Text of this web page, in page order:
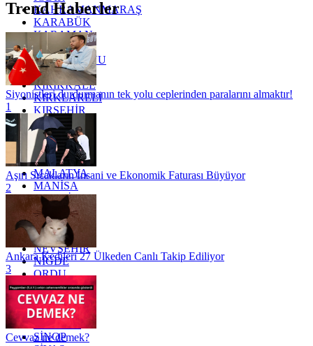
KAHRAMANMARAŞ
KARABÜK
KARAMAN
KARS
KASTAMONU
KAYSERİ
KIRIKKALE
KIRKLARELİ
KIRŞEHİR
KOCAELİ
KONYA
KÜTAHYA
KİLİS
MALATYA
MANİSA
MARDİN
MERSİN
MUĞLA
MUŞ
NEVŞEHİR
NİĞDE
ORDU
OSMANİYE
RİZE
SAKARYA
SAMSUN
SİNOP
Trend Haberler
Siyonistleri durdurmanın tek yolu ceplerinden paralarını almaktır!
1
Aşırı Sıcakların İnsani ve Ekonomik Faturası Büyüyor
2
Ankara Kedileri 27 Ülkeden Canlı Takip Ediliyor
3
Cevvaz ne demek?